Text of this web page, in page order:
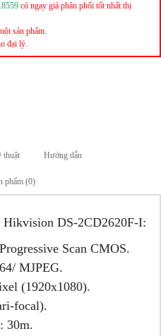
có ngay giá phân phối tốt nhất thị
sản phẩm.
đại lý.
thuật Hướng dẫn
phẩm (0)
Hikvision DS-2CD2620F-I:
Scan CMOS.
MJPEG.
(1920x1080).
focal).
30m.